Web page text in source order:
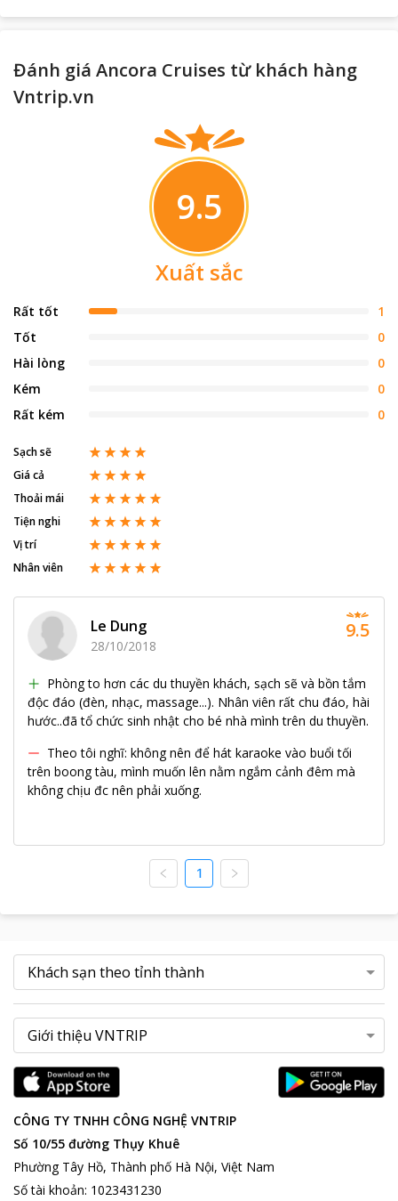
Đánh giá Ancora Cruises từ khách hàng
Vntrip.vn
9.5
Xuất sắc
Rất tốt
1
Tốt
0
Hài lòng
0
Kém
0
Rất kém
0
Sạch sẽ
Giá cả
Thoải mái
Tiện nghi
Vị trí
Nhân viên
Le Dung
28/10/2018
Phòng to hơn các du thuyền khách, sạch sẽ và bồn tắm
độc đáo (đèn, nhạc, massage...). Nhân viên rất chu đáo, hài
hước..đã tổ chức sinh nhật cho bé nhà mình trên du thuyền.
Theo tôi nghĩ: không nên để hát karaoke vào buổi tối
trên boong tàu, mình muốn lên nằm ngắm cảnh đêm mà
không chịu đc nên phải xuống.
9.5
1
CÔNG TY TNHH CÔNG NGHỆ VNTRIP
Số 10/55 đường Thụy Khuê
Phường Tây Hồ, Thành phố Hà Nội, Việt Nam
Số tài khoản: 1023431230